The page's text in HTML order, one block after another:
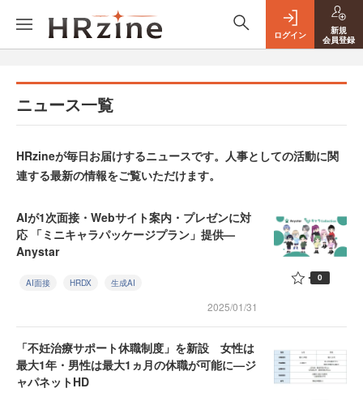
ログイン
新規
会員登録
ニュース一覧
HRzineが毎日お届けするニュースです。人事としての活動に関
連する最新の情報をご覧いただけます。
AIが1次面接・Webサイト案内・プレゼンに対
応 「ミニキャラパッケージプラン」提供—
Anystar
AI面接 HRDX 生成AI
2025/01/31
0
「不妊治療サポート休職制度」を新設 女性は
最大1年・男性は最大1ヵ月の休職が可能に—ジ
ャパネットHD